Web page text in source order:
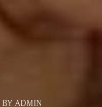
BY ADMIN